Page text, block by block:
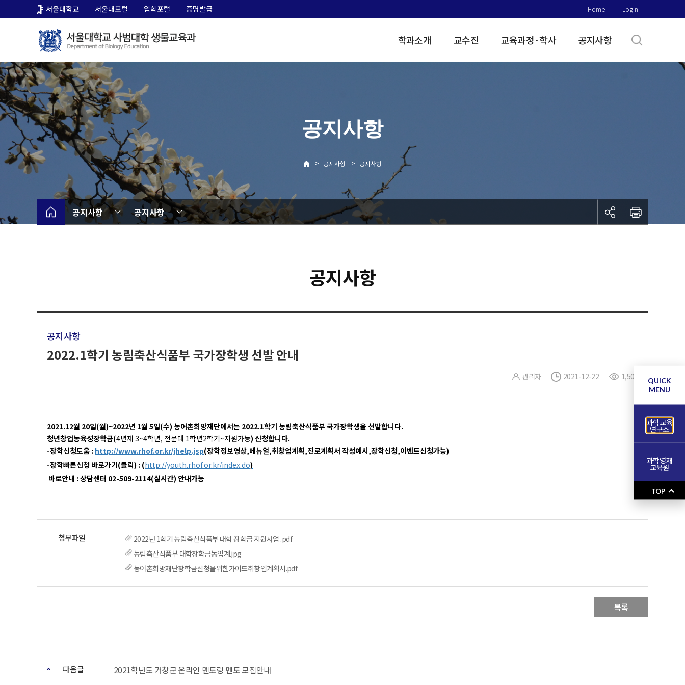
로
뉴
서울대학교 서울대포털 입학포털 증명발급 Home Login
학과소개 교수진 교육과정·학사 공지사항
공지사항
> 공지사항 > 공지사항
공지사항 공지사항
공지사항
공지사항
2022.1학기 농림축산식품부 국가장학생 선발 안내
관리자 2021-12-22 1,503
2021.12월 20일(월)~2022년 1월 5일(수) 농어촌희망재단에서는 2022.1학기 농림축산식품부 국가장학생을 선발합니다.
청년창업농육성장학금(4년제 3~4학년, 전문대 1학년2학기~지원가능) 신청합니다.
-장학신청도움 : http://www.rhof.or.kr/jhelp.jsp​(장학정보영상,메뉴얼,취창업계획,진로계획서 작성예시,장학신청,이벤트신청가능)
-장학빠른신청 바로가기(클릭) : (http://youth.rhof.or.kr/index.do)
바로안내 : 상담센터 02-509-2114(실시간) 안내가능
2022년 1학기 농림축산식품부 대학 장학금 지원사업 .pdf
농림축산식품부 대학장학금농업계.jpg
농어촌희망재단장학금신청을위한가이드취창업계획서.pdf
목록
다음글 2021학년도 거창군 온라인 멘토링 멘토 모집안내
QUICK
MENU
과학교육
연구소
과학영재
교육원
TOP